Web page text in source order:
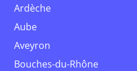
Ardèche
Aube
Aveyron
Bouches-du-Rhône